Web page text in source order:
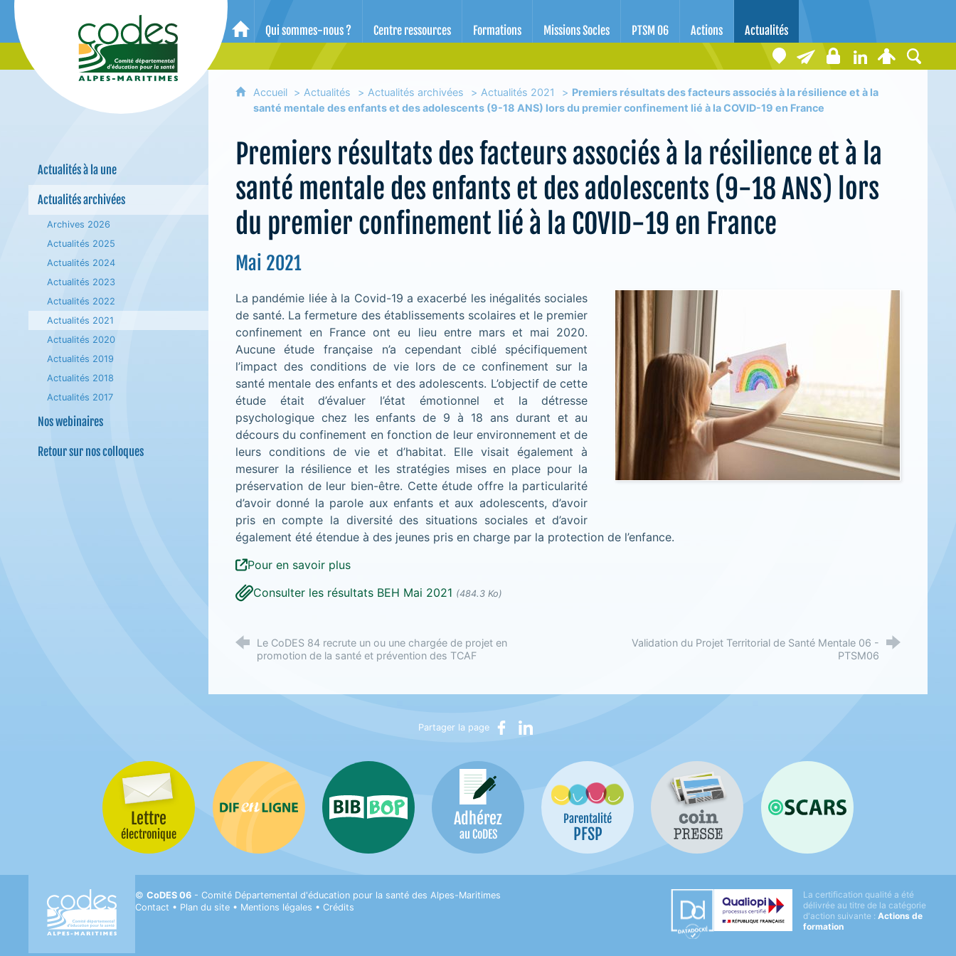
CoDES 06 - Comité départemental d'éducation pour la santé des Alpes-Maritimes
Accueil
Qui sommes-nous ? Centre ressources Formations Missions Socles PTSM 06 Actions Actualités
Actualités à la une
Actualités archivées
Archives 2026
Actualités 2025
Actualités 2024
Actualités 2023
Actualités 2022
Actualités 2021
Actualités 2020
Actualités 2019
Actualités 2018
Actualités 2017
Nos webinaires
Retour sur nos colloques
Accueil Actualités Actualités archivées Actualités 2021
Premiers résultats des facteurs associés à la résilience et à la
santé mentale des enfants et des adolescents (9-18 ANS) lors du premier confinement lié à la COVID-19 en France
Premiers résultats des facteurs associés à la résilience et à la
santé mentale des enfants et des adolescents (9-18 ANS) lors
du premier confinement lié à la COVID-19 en France
Mai 2021
La pandémie liée à la Covid-19 a exacerbé les inégalités sociales
de santé. La fermeture des établissements scolaires et le premier
confinement en France ont eu lieu entre mars et mai 2020.
Aucune étude française n’a cependant ciblé spécifiquement
l’impact des conditions de vie lors de ce confinement sur la
santé mentale des enfants et des adolescents. L’objectif de cette
étude était d’évaluer l’état émotionnel et la détresse
psychologique chez les enfants de 9 à 18 ans durant et au
décours du confinement en fonction de leur environnement et de
leurs conditions de vie et d’habitat. Elle visait également à
mesurer la résilience et les stratégies mises en place pour la
préservation de leur bien-être. Cette étude offre la particularité
d’avoir donné la parole aux enfants et aux adolescents, d’avoir
pris en compte la diversité des situations sociales et d’avoir
également été étendue à des jeunes pris en charge par la protection de l’enfance.
Pour en savoir plus
Consulter les résultats BEH Mai 2021 (484.3 Ko)
Le CoDES 84 recrute un ou une chargée de projet en
promotion de la santé et prévention des TCAF
Validation du Projet Territorial de Santé Mentale 06 -
PTSM06
Partager la page Partager sur Facebook
Partager sur LinkedIn
Lettre
électronique
Difenligne Bib-Bop Adhérez
au CoDES
Parentalité
PFSP
Coin presse OSCARS
©CoDES 06 - Comité Départemental d'éducation pour la santé des Alpes-Maritimes
Contact • Plan du site • Mentions légales •Crédits
Datadock Qualiopi
La certification qualité a été
délivrée au titre de la catégorie
d'action suivante : Actions de
formation